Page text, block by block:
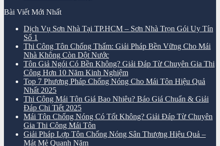
Bài Viết Mới Nhất
Dịch Vụ Sơn Nhà Tại TP.HCM – Sơn Nhà Trọn Gói Uy Tín
Số 1
Thi Công Tôn Chống Thấm: Giải Pháp Bền Vững Cho Mái
Nhà Không Còn Dột Nước
Tôn Giả Ngói Có Bền Không? Giải Đáp Từ Chuyên Gia Thi
Công Hơn 10 Năm Kinh Nghiệm
Top 7 Phương Pháp Chống Nóng Cho Mái Tôn Hiệu Quả
Nhất 2025
Thi Công Mái Tôn Giá Bao Nhiêu? Báo Giá Chuẩn & Giải
Đáp Chi Tiết 2025
Mái Tôn Chống Nóng Có Tốt Không? Giải Đáp Từ Chuyên
Gia Thi Công Mái Tôn
Giải Pháp Lợp Tôn Chống Nóng Sân Thượng Hiệu Quả –
Mát Mẻ Quanh Năm